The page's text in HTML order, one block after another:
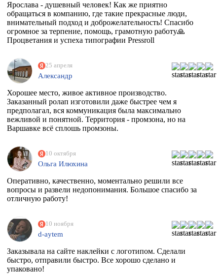
Ярослава - душевный человек! Как же приятно
обращаться в компанию, где такие прекрасные люди,
внимательный подход и доброжелательность! Спасибо
огромное за терпение, помощь, грамотную работу🙏
Процветания и успеха типографии Pressroll
25 апреля
Александр
Хорошее место, живое активное производство.
Заказанный ролап изготовили даже быстрее чем я
предполагал, вся коммуникация была максимально
вежливой и понятной. Территория - промзона, но на
Варшавке всё сплошь промзоны.
10 октября
Ольга Илюхина
Оперативно, качественно, моментально решили все
вопросы и развели недопонимания. Большое спасибо за
отличную работу!
10 ноября
d-aytem
Заказывала на сайте наклейки с логотипом. Сделали
быстро, отправили быстро. Все хорошо сделано и
упаковано!